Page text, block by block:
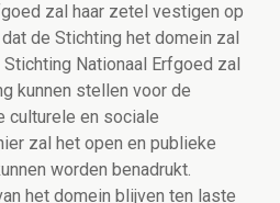
zal haar zetel vestigen op
de Stichting het domein zal
Nationaal Erfgoed zal
kunnen stellen voor de
culturele en sociale
zal het open en publieke
worden benadrukt.
het domein blijven ten laste